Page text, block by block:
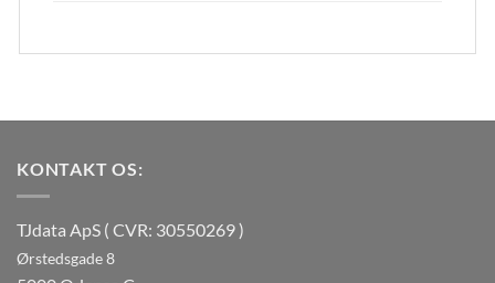
KONTAKT OS:
TJdata ApS ( CVR: 30550269 )
Ørstedsgade 8